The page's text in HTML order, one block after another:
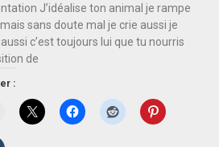
J’idéalise ton animal je rampe
sans doute mal je crie aussi je
aussi c’est toujours lui que tu nourris
de
: